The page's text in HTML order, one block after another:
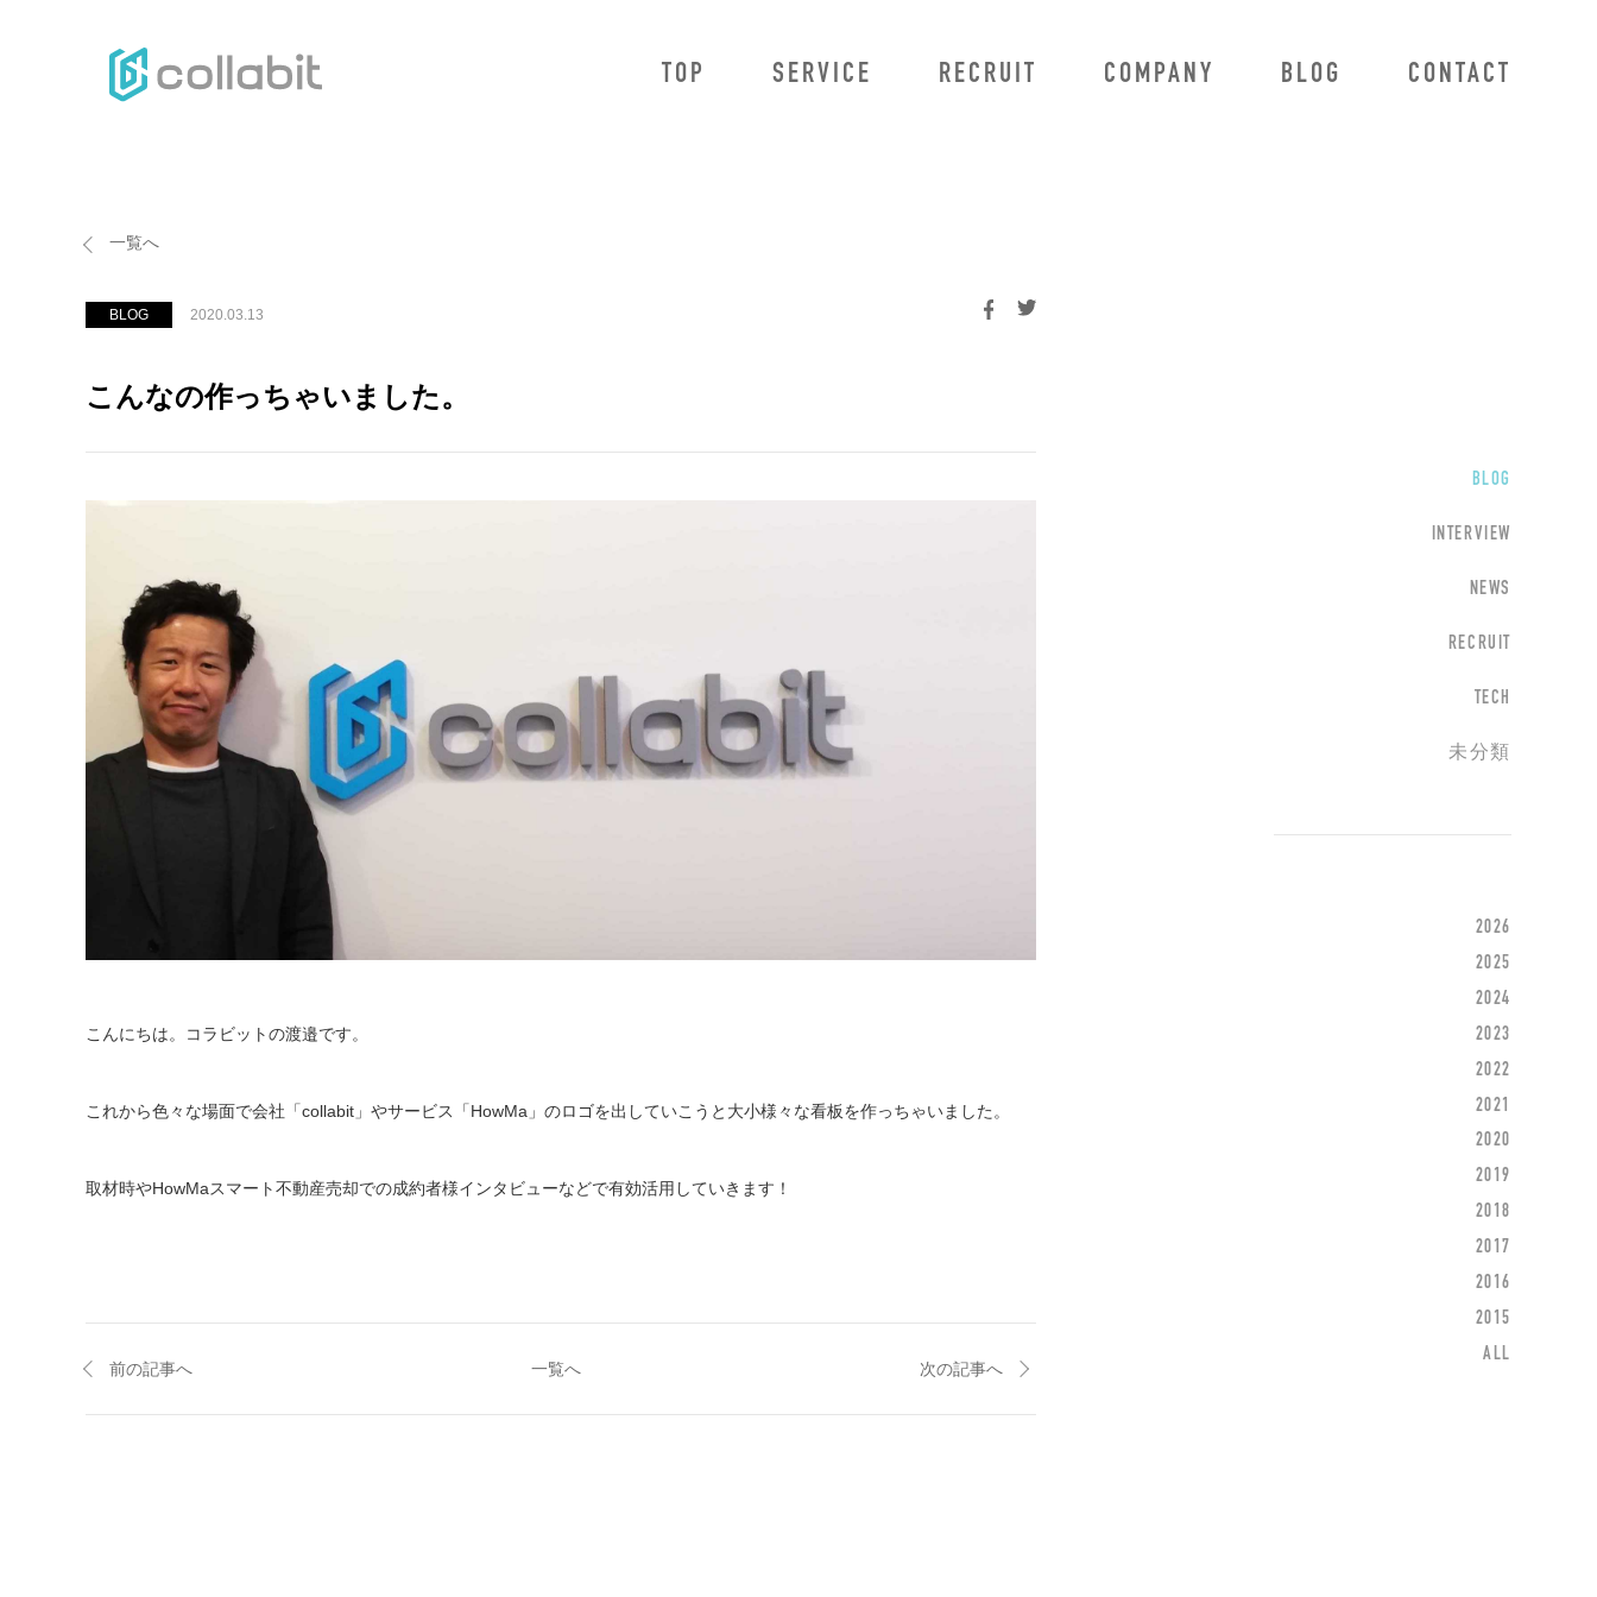
TOP SERVICE RECRUIT COMPANY BLOG CONTACT
BLOG
INTERVIEW
NEWS
RECRUIT
TECH
未分類
2026
2025
2024
2023
2022
2021
2020
2019
2018
2017
2016
2015
ALL
一覧へ
BLOG 2020.03.13
こんなの作っちゃいました。
こんにちは。コラビットの渡邉です。
これから色々な場面で会社「collabit」やサービス「HowMa」のロゴを出していこうと大小様々な看板を作っちゃいました。
取材時やHowMaスマート不動産売却での成約者様インタビューなどで有効活用していきます！
前の記事へ 一覧へ 次の記事へ